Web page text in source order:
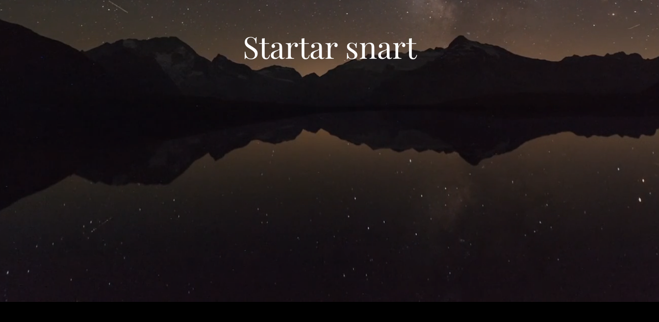
Startar snart